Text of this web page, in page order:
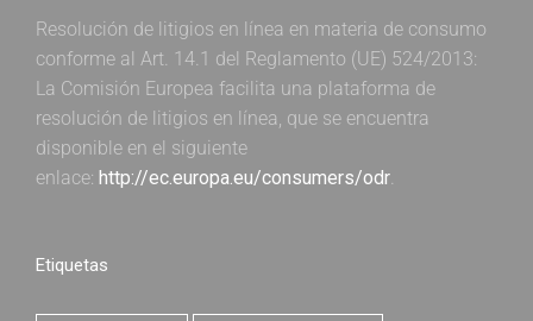
Resolución de litigios en línea en materia de consumo
conforme al Art. 14.1 del Reglamento (UE) 524/2013:
La Comisión Europea facilita una plataforma de
resolución de litigios en línea, que se encuentra
disponible en el siguiente
enlace: http://ec.europa.eu/consumers/odr.
Etiquetas